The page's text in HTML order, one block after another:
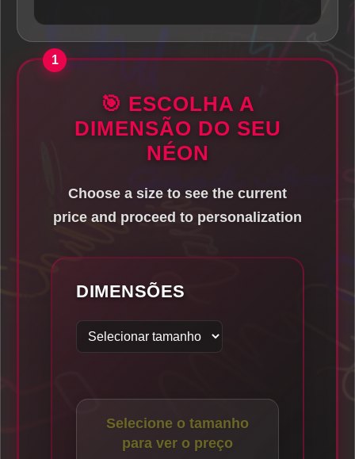
🎯 ESCOLHA A
DIMENSÃO DO SEU
NÉON
Choose a size to see the current
price and proceed to personalization
DIMENSÕES
Selecione o tamanho
para ver o preço